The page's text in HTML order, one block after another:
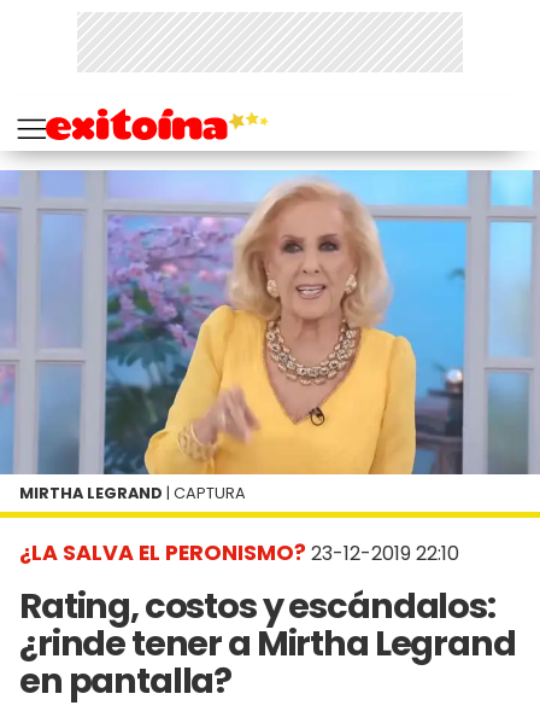
¿LA SALVA EL PERONISMO? 23-12-2019 22:10
Rating, costos y escándalos:
¿rinde tener a Mirtha Legrand
en pantalla?
MIRTHA LEGRAND | CAPTURA